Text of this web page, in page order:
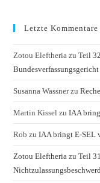
Letzte Kommentare
Zotou Eleftheria zuTeil
Bundesverfassungsgericht
Susanna Wassnerzu
Martin Kissel zuIAA
Rob zuIAA bringt E-SEL
Zotou Eleftheria zuTeil